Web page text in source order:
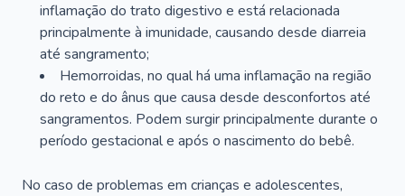
inflamação do trato digestivo e está relacionada
principalmente à imunidade, causando desde diarreia
até sangramento;
Hemorroidas, no qual há uma inflamação na região
do reto e do ânus que causa desde desconfortos até
sangramentos. Podem surgir principalmente durante o
período gestacional e após o nascimento do bebê.
No caso de problemas em crianças e adolescentes,